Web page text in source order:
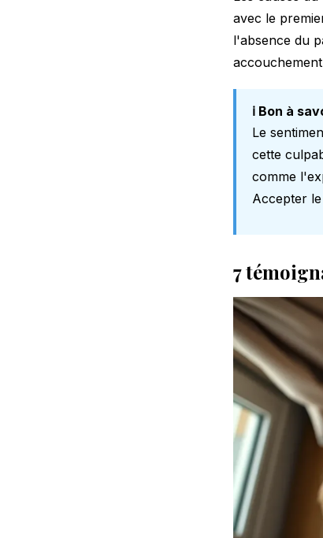
avec le
l'absence du
ℹ️ Bon à
Le
cette
comme
Accepter
7